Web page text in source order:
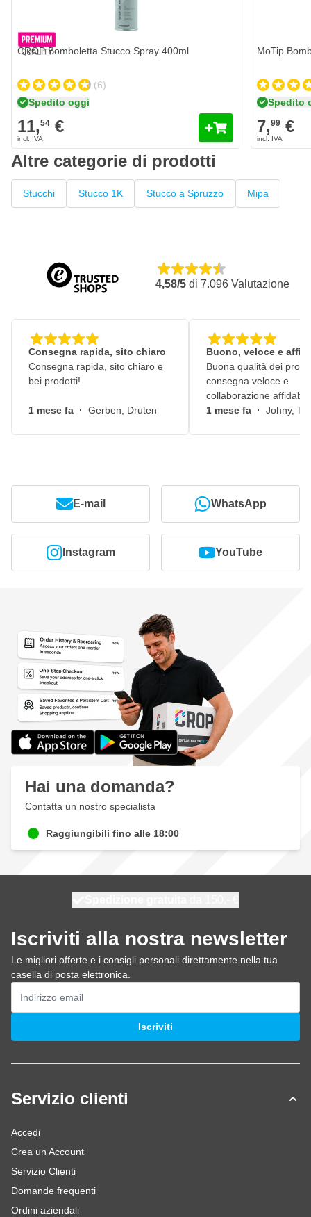
CROP Bomboletta Stucco Spray 400ml
(6)
Spedito oggi
11,54 €
MoTip
Spedito
7,99 €
Altre categorie di prodotti
Stucchi Stucco 1K Stucco a Spruzzo Mipa
4,58/5 di 7.096 Valutazione
Consegna rapida, sito chiaro
Consegna rapida, sito chiaro e
bei prodotti!
1 mese fa · Gerben, Druten
Buono, veloce e
Buona qualità dei
consegna veloce e
collaborazione
1 mese fa · Johny,
E-mail WhatsApp
Instagram YouTube
Hai una domanda?
Contatta un nostro specialista
Raggiungibili fino alle 18:00
Iscriviti alla nostra newsletter
Le migliori offerte e i consigli personali direttamente nella tua
casella di posta elettronica.
Indirizzo email
Iscriviti
Servizio clienti
Accedi
Crea un Account
Servizio Clienti
Domande frequenti
Ordini aziendali